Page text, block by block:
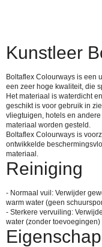
Kunstleer
Boltaflex Colourways is een
een zeer hoge kwaliteit, die
Het materiaal is waterdicht
geschikt is voor gebruik in
vliegtuigen, hotels en
materiaal worden gesteld.
Boltaflex Colourways is
ontwikkelde
materiaal.
Reiniging
- Normaal vuil: Verwijder
warm water (geen
- Sterkere vervuiling:
water (zonder